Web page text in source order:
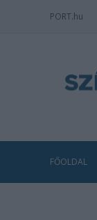
PORT.hu
FŐOLDAL